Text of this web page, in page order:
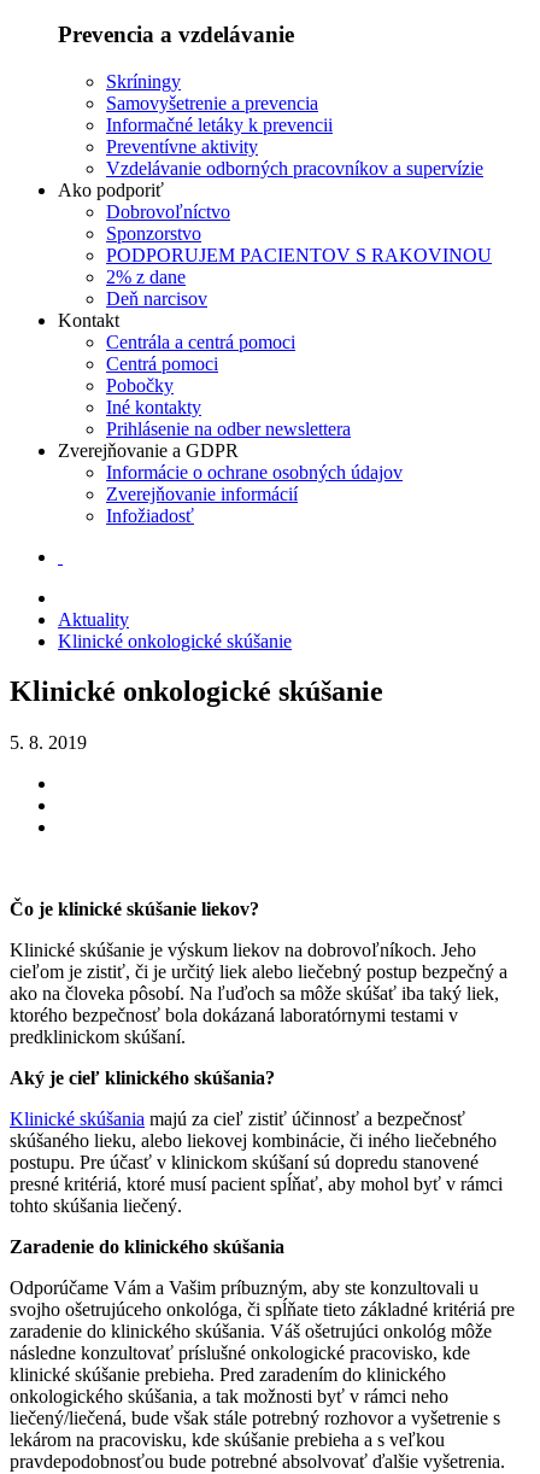
Prevencia a vzdelávanie
Skríningy
Samovyšetrenie a prevencia
Informačné letáky k prevencii
Preventívne aktivity
Vzdelávanie odborných pracovníkov a supervízie
Ako podporiť
Dobrovoľníctvo
Sponzorstvo
PODPORUJEM PACIENTOV S RAKOVINOU
2% z dane
Deň narcisov
Kontakt
Centrála a centrá pomoci
Centrá pomoci
Pobočky
Iné kontakty
Prihlásenie na odber newslettera
Zverejňovanie a GDPR
Informácie o ochrane osobných údajov
Zverejňovanie informácií
Infožiadosť
Aktuality
Klinické onkologické skúšanie
Klinické onkologické skúšanie
5. 8. 2019
Čo je klinické skúšanie liekov?
Klinické skúšanie je výskum liekov na dobrovoľníkoch. Jeho
cieľom je zistiť, či je určitý liek alebo liečebný postup bezpečný a
ako na človeka pôsobí. Na ľuďoch sa môže skúšať iba taký liek,
ktorého bezpečnosť bola dokázaná laboratórnymi testami v
predklinickom skúšaní.
Aký je cieľ klinického skúšania?
Klinické skúšania majú za cieľ zistiť účinnosť a bezpečnosť
skúšaného lieku, alebo liekovej kombinácie, či iného liečebného
postupu. Pre účasť v klinickom skúšaní sú dopredu stanovené
presné kritériá, ktoré musí pacient spĺňať, aby mohol byť v rámci
tohto skúšania liečený.
Zaradenie do klinického skúšania
Odporúčame Vám a Vašim príbuzným, aby ste konzultovali u
svojho ošetrujúceho onkológa, či spĺňate tieto základné kritériá pre
zaradenie do klinického skúšania. Váš ošetrujúci onkológ môže
následne konzultovať príslušné onkologické pracovisko, kde
klinické skúšanie prebieha. Pred zaradením do klinického
onkologického skúšania, a tak možnosti byť v rámci neho
liečený/liečená, bude však stále potrebný rozhovor a vyšetrenie s
lekárom na pracovisku, kde skúšanie prebieha a s veľkou
pravdepodobnosťou bude potrebné absolvovať ďalšie vyšetrenia.